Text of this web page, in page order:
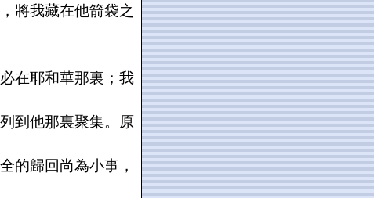
將我藏在他箭袋之
在耶和華那裏；我
到他那裏聚集。原
的歸回尚為小事，